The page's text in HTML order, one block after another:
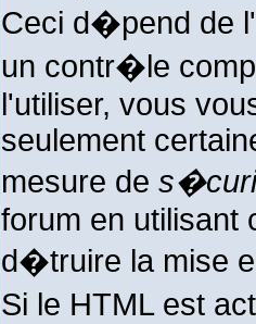
Ceci d�pend de
un contr�le
l'utiliser, vous
seulement
mesure de
forum en utilisant
d�truire la mise
Si le HTML est